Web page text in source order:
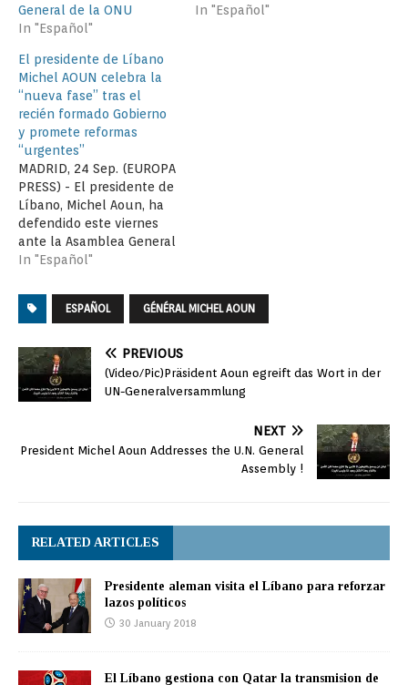
General de la ONU
In "Español"
In "Español"
El presidente de Líbano
Michel AOUN celebra la
“nueva fase” tras el
recién formado Gobierno
y promete reformas
“urgentes”
MADRID, 24 Sep. (EUROPA
PRESS) - El presidente de
Líbano, Michel Aoun, ha
defendido este viernes
ante la Asamblea General
de la ONU que el país "se
nueva fase", con un
nuevo Gobierno que
"urgentes y necesarias",
mientras que ha
manifestado el rechazo…
In "Español"
ESPAÑOL GÉNÉRAL MICHEL AOUN
PREVIOUS
(Video/Pic)Präsident Aoun egreift das Wort in der
UN-Generalversammlung
NEXT
President Michel Aoun Addresses the U.N. General
Assembly !
RELATED ARTICLES
Presidente aleman visita el Líbano para reforzar
lazos políticos
30 January 2018
El Líbano gestiona con Qatar la transmision de